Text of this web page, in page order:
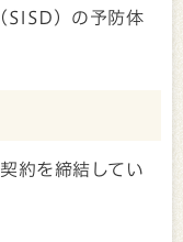
SISD）の予防体
約を締結してい